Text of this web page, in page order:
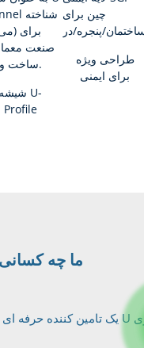
شیشه U-
Profile
طراحی ویژه
برای ایمنی
ما چه